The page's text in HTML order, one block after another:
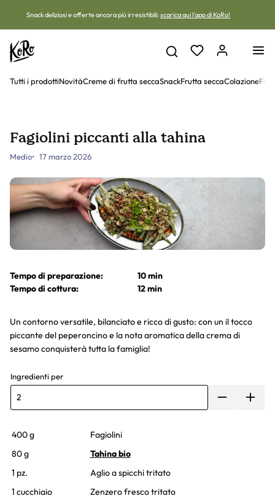
Snack deliziosi e offerte ancora più irresistibili: scarica qui l'app di KoRo!
Tutti i prodottiNovitàCreme di frutta seccaSnackFrutta seccaColazione
Fagiolini piccanti alla tahina
Medio 17 marzo 2026
Tempo di preparazione:
10 min
Tempo di cottura:
12 min
Un contorno versatile, bilanciato e ricco di gusto: con un il tocco
piccante del peperoncino e la nota aromatica della crema di
sesamo conquisterà tutta la famiglia!
Ingredienti per
400 g
Fagiolini
80 g
Tahina bio
1 pz.
Aglio a spicchi tritato
1 cucchiaio
Zenzero fresco tritato